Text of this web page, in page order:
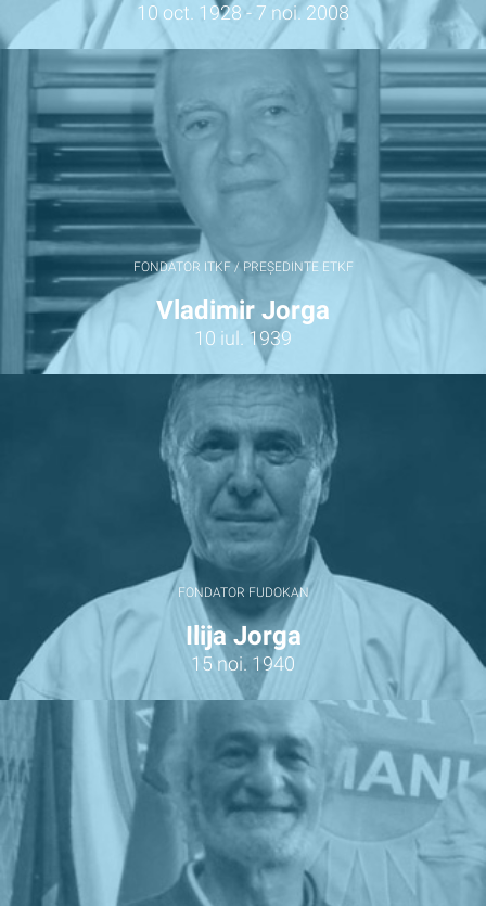
10 oct. 1928 - 7 noi. 2008
FONDATOR ITKF / PREȘEDINTE ETKF
Vladimir Jorga
10 iul. 1939
FONDATOR FUDOKAN
Ilija Jorga
15 noi. 1940